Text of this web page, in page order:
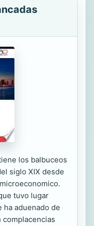
los balbuceos
siglo XIX desde
tuvo lugar
ha aduenado de
complacencias